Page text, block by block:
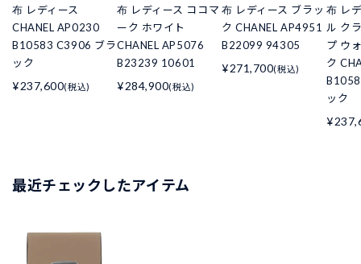
布 レディース
CHANEL AP0230
B10583 C3906 ブラ
ック
¥237,600(税込)
布 レディース ココマ
ーク ホワイト
CHANEL AP5076
B23239 10601
¥284,900(税込)
布 レディース ブラッ
ク CHANEL AP4951
B22099 94305
¥271,700(税込)
布 レ
ル ク
プ ウ
ク
ック
最近チェックしたアイテム